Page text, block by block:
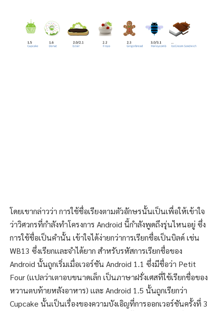
โดยเขากล่าวว่า การใช้ชื่อเรียงตามตัวอักษรนั้นเป็นเพื่อให้เข้าใจ
ว่าวิศวกรที่กำลังทำโครงการ Android นี้กำลังพูดถึงรุ่นไหนอยู่ ซึ่ง
การใช้ชื่อเป็นคำนั้น เข้าใจได้ง่ายกว่าการเรียกชื่อเป็นบิลด์ เช่น
WB13 ซึ่งเรียกเเละจำได้ยาก สำหรับรหัสการเรียกชื่อของ
Android นั้นถูกเริ่มเมื่อเวอร์ชัน Android 1.1 ซึ่งมีชื่อว่า Petit
Four (เเปลว่าเตาอบขนาดเล็ก เป็นภาษาฝรั่งเศสที่ใช้เรียกชื่อของ
หวานตบท้ายหลังอาหาร) เเละ Android 1.5 นั้นถูกเรียกว่า
Cupcake นั้นเป็นเรื่องของความบังเอิญที่การออกเวอร์ชันครั้งที่ 3